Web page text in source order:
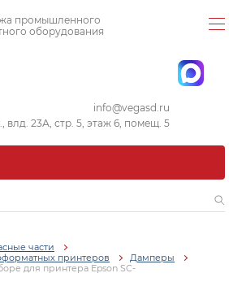
промышленного
оборудования
info@vegasd.ru
23А, стр. 5, этаж 6, помещ. 5
части
принтеров
Дамперы
для принтера Epson SC-